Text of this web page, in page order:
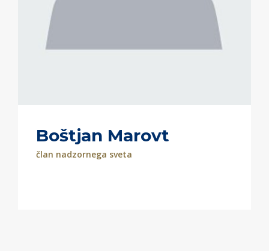
Boštjan Marovt
član nadzornega sveta